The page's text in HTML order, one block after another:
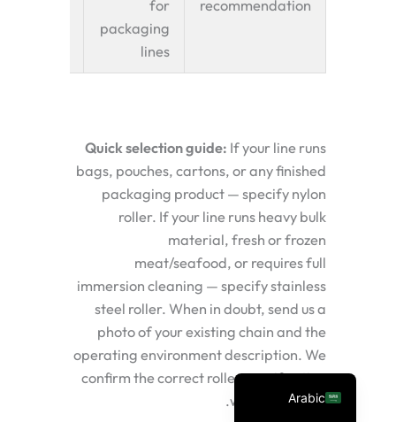
recommendation
for
packaging
lines
Quick selection guide: If your line runs
bags, pouches, cartons, or any finished
packaging product — specify nylon
roller. If your line runs heavy bulk
material, fresh or frozen
meat/seafood, or requires full
immersion cleaning — specify stainless
steel roller. When in doubt, send us a
photo of your existing chain and the
operating environment description. We
confirm the correct roller specification
within 24 hours.
Arabic
Portuguese
Russian
Turkish
Spanish